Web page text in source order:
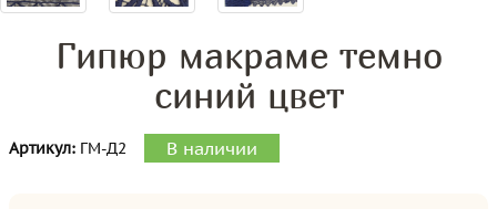
Гипюр макраме темно
синий цвет
Артикул: ГМ-Д2 В наличии